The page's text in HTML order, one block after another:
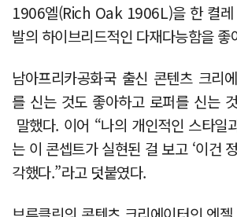
1906엘(Rich Oak 1906L)을 한 켤레
발의 하이브리드적인 다재다능함을 좋
남아프리카공화국 출신 콘텐츠 크리
를 신는 것도 좋아하고 로퍼를 신는
말했다. 이어 “나의 개인적인 스타일
는 이 콘셉트가 실현된 걸 보고 ‘이건
각했다.”라고 덧붙였다.